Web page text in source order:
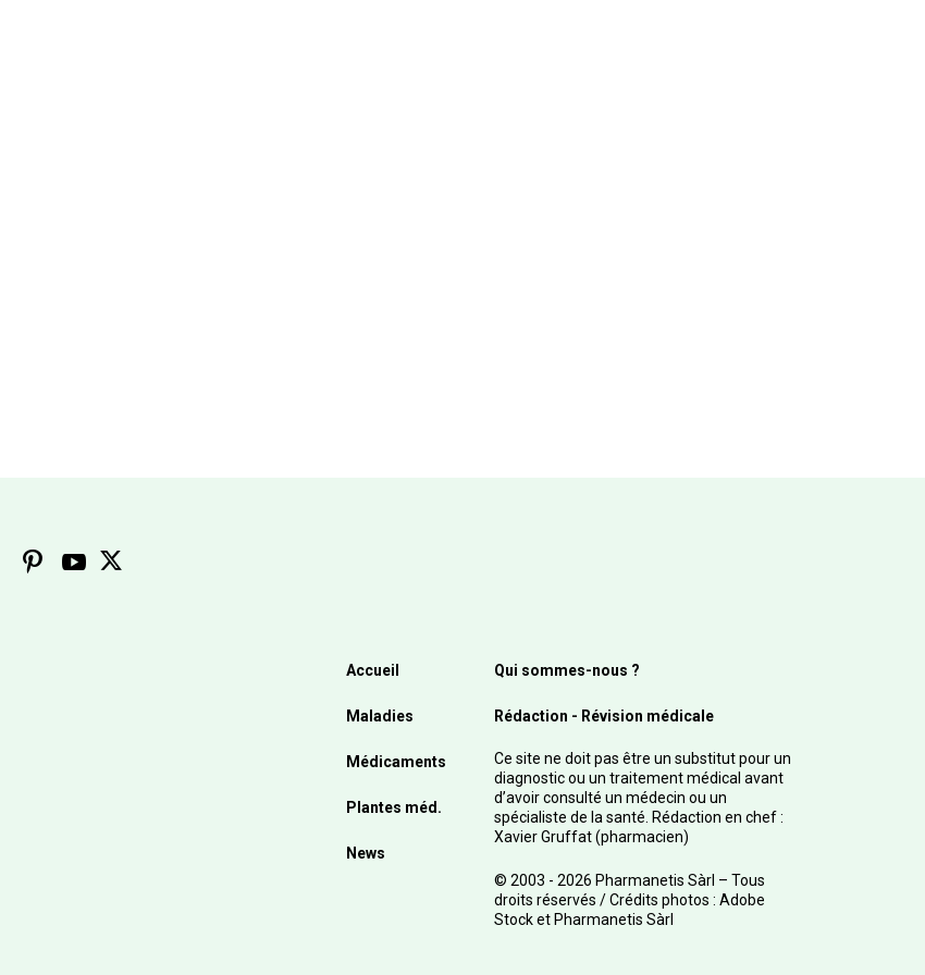
Accueil
Maladies
Médicaments
Plantes méd.
News
Qui sommes-nous ?
Rédaction - Révision médicale
Ce site ne doit pas être un substitut pour un
diagnostic ou un traitement médical avant
d’avoir consulté un médecin ou un
spécialiste de la santé. Rédaction en chef :
Xavier Gruffat (pharmacien)
© 2003 - 2026 Pharmanetis Sàrl – Tous
droits réservés / Crédits photos : Adobe
Stock et Pharmanetis Sàrl